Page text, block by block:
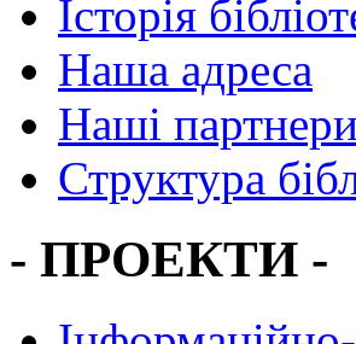
Історія
Наша адреса
Наші партнери
Структура
- ПРОЕКТИ -